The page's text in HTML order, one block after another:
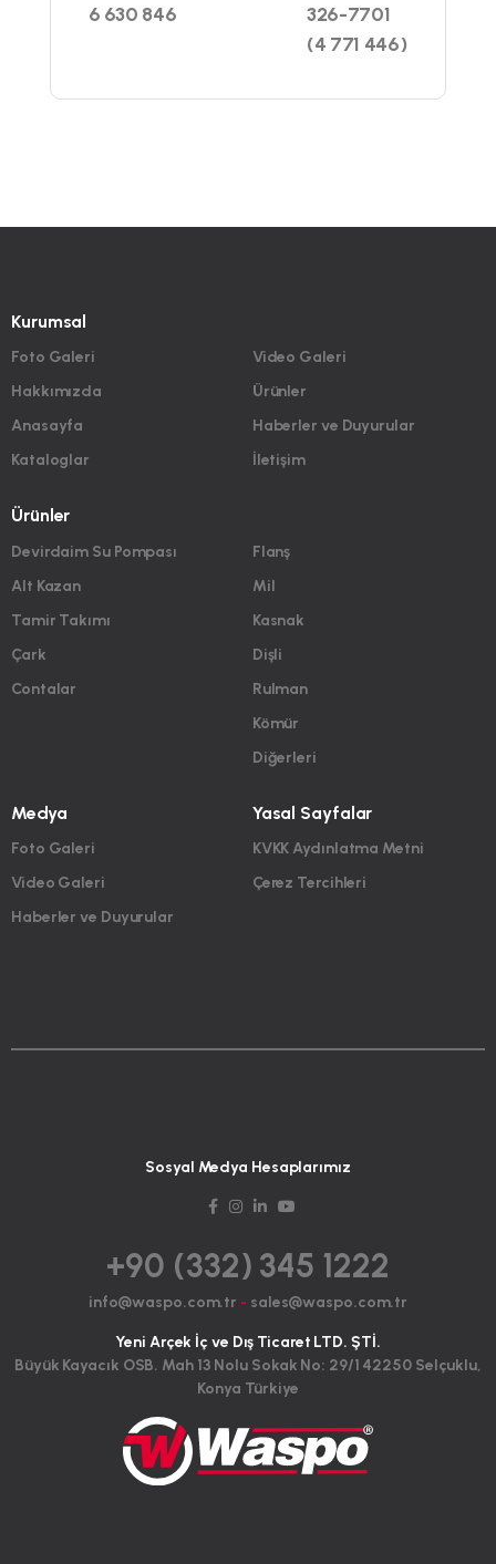
6 630 846
326-7701
(4 771 446)
Kurumsal
Foto Galeri
Hakkımızda
Anasayfa
Kataloglar
Video Galeri
Ürünler
Haberler ve Duyurular
İletişim
Ürünler
Devirdaim Su Pompası
Alt Kazan
Tamir Takımı
Çark
Contalar
Flanş
Mil
Kasnak
Dişli
Rulman
Kömür
Diğerleri
Medya
Foto Galeri
Video Galeri
Haberler ve Duyurular
Yasal Sayfalar
KVKK Aydınlatma Metni
Çerez Tercihleri
Sosyal Medya Hesaplarımız
+90 (332) 345 1222
info@waspo.com.tr - sales@waspo.com.tr
Yeni Arçek İç ve Dış Ticaret LTD. ŞTİ.
Büyük Kayacık OSB. Mah 13 Nolu Sokak No: 29/1 42250 Selçuklu,
Konya Türkiye